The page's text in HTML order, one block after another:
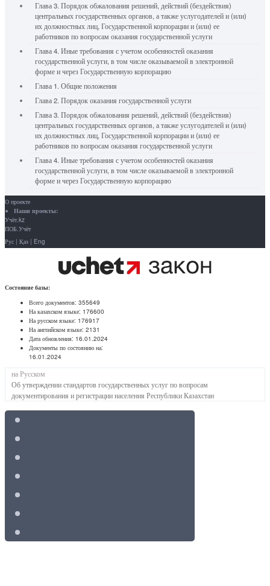
Глава 3. Порядок обжалования решений, действий (бездействия)
центральных государственных органов, а также услугодателей и (или)
их должностных лиц, Государственной корпорации и (или) ее
работников по вопросам оказания государственной услуги
Глава 4. Иные требования с учетом особенностей оказания
государственной услуги, в том числе оказываемой в электронной
форме и через Государственную корпорацию
Глава 1. Общие положения
Глава 2. Порядок оказания государственной услуги
Глава 3. Порядок обжалования решений, действий (бездействия)
центральных государственных органов, а также услугодателей и (или)
их должностных лиц, Государственной корпорации и (или) ее
работников по вопросам оказания государственной услуги
Глава 4. Иные требования с учетом особенностей оказания
государственной услуги, в том числе оказываемой в электронной
форме и через Государственную корпорацию
О проекте
Наши проекты:
Учёт.kz
ПОБ.Учёт
Рус | Қаз | Eng
Состояние базы:
Всего документов: 355649
На казахском языке: 176600
На русском языке: 176917
На английском языке: 2131
Дата обновления: 16.01.2024
Документы по состоянию на:
16.01.2024
на Русском
Об утверждении стандартов государственных услуг по вопросам
документирования и регистрации населения Республики Казахстан